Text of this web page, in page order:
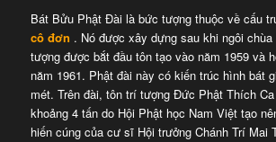
Bát Bửu Phật Đài là bức tượng thuộc về cấu
cô đơn . Nó được xây dựng sau khi ngôi
tượng được bắt đầu tôn tạo vào năm 1959 và
năm 1961. Phật đài này có kiến trúc hình bát
mét. Trên đài, tôn trí tượng Đức Phật Thích
khoảng 4 tấn do Hội Phật học Nam Việt tạo
hiến cúng của cư sĩ Hội trưởng Chánh Trí Mai